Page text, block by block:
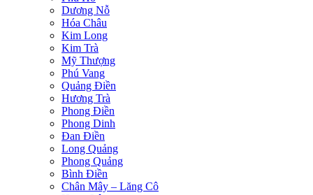
Dương Nỗ
Hóa Châu
Kim Long
Kim Trà
Mỹ Thượng
Phú Vang
Quảng Điền
Hương Trà
Phong Điền
Phong Dinh
Đan Điền
Long Quảng
Phong Quảng
Bình Điền
Chân Mây – Lăng Cô